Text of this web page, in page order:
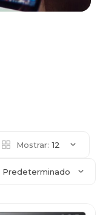
Mostrar: 12
Predeterminado